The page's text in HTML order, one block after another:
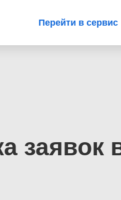
Перейти в сервис
заявок